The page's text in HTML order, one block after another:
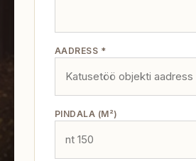
AADRESS *
PINDALA (M²)